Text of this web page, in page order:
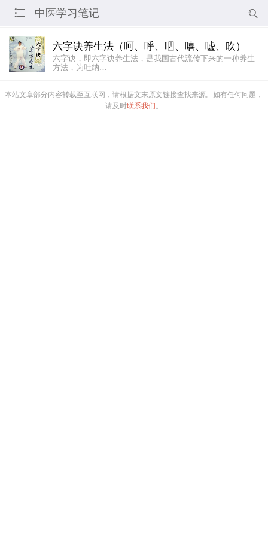
 中医学习笔记 
六字诀养生法（呵、呼、呬、嘻、嘘、吹）
六字诀，即六字诀养生法，是我国古代流传下来的一种养生
方法，为吐纳…
本站文章部分内容转载至互联网，请根据文末原文链接查找来源。如有任何问题，
请及时联系我们